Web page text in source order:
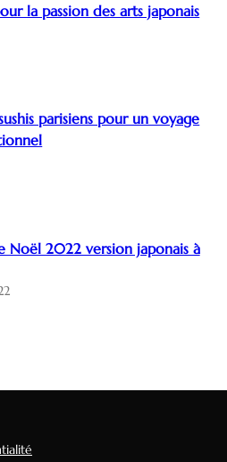
la passion des arts japonais
parisiens pour un voyage
Noël 2022 version japonais à